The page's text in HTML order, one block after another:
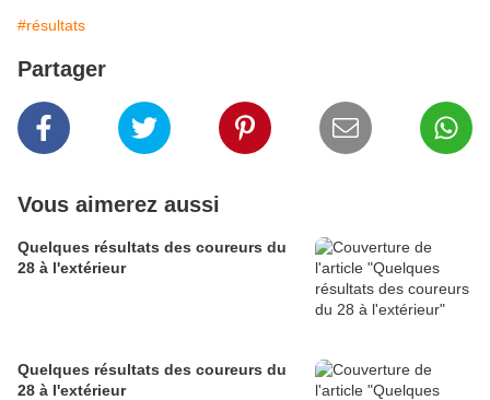
#résultats
Partager
Vous aimerez aussi
Quelques résultats des coureurs du
28 à l'extérieur
Quelques résultats des coureurs du
28 à l'extérieur